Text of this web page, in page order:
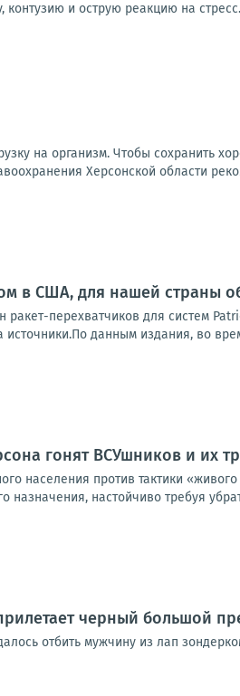
и острую реакцию на
на организм. Чтобы сохранить
Херсонской области
в США, для нашей страны
перехватчиков для систем
данным издания, во
гонят ВСУшников и их
населения против тактики
назначения, настойчиво требуя
черный большой
отбить мужчину из лап